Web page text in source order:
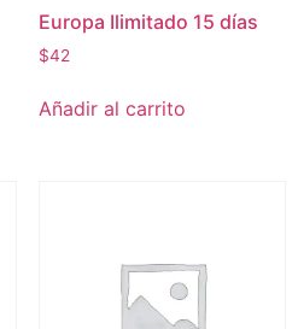
Europa Ilimitado 15 días
$42
Añadir al carrito